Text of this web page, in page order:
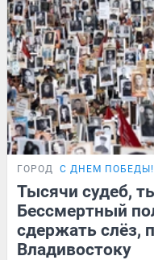
ГОРОД С ДНЕМ ПОБЕДЫ!
Тысячи судеб,
Бессмертный
сдержать слёз,
Владивостоку